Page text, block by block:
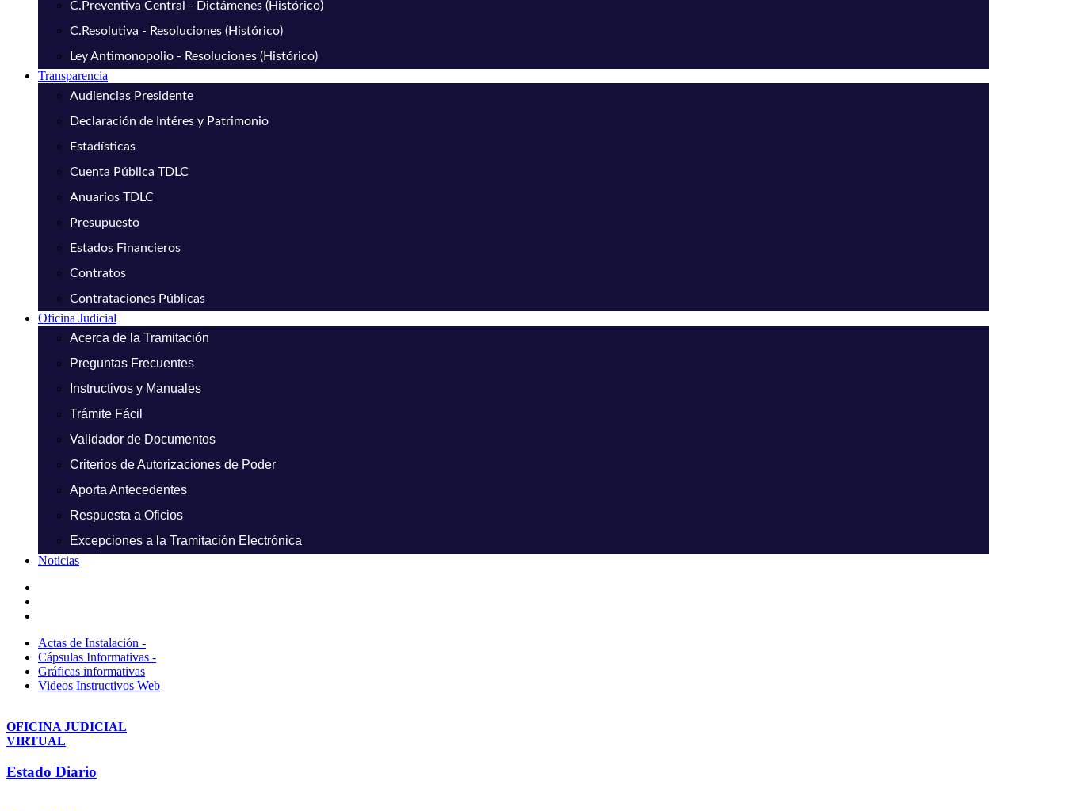
C.Preventiva Central - Dictámenes (Histórico)
C.Resolutiva - Resoluciones (Histórico)
Ley Antimonopolio - Resoluciones (Histórico)
Transparencia
Audiencias Presidente
Declaración de Intéres y Patrimonio
Estadísticas
Cuenta Pública TDLC
Anuarios TDLC
Presupuesto
Estados Financieros
Contratos
Contrataciones Públicas
Oficina Judicial
Acerca de la Tramitación
Preguntas Frecuentes
Instructivos y Manuales
Trámite Fácil
Validador de Documentos
Criterios de Autorizaciones de Poder
Aporta Antecedentes
Respuesta a Oficios
Excepciones a la Tramitación Electrónica
Noticias
Actas de Instalación -
Cápsulas Informativas -
Gráficas informativas
Videos Instructivos Web
OFICINA JUDICIAL
VIRTUAL
Estado Diario